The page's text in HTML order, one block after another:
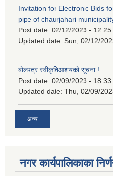
Invitation for Electronic Bids
pipe of chaurjahari
Post date: 02/12/2023 - 12:25
Updated date: Sun, 02/12/
बोलपत्र स्वीकृतिआशयको सूचना !.
Post date: 02/09/2023 - 18:33
Updated date: Thu, 02/09/
अन्य
नगर कार्यपालिकाका